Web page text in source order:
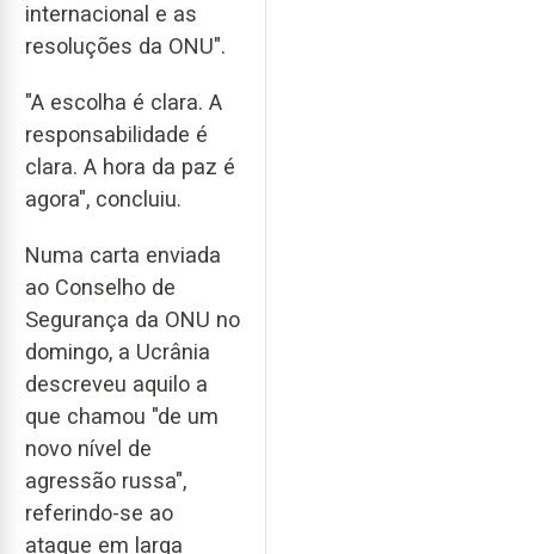
internacional e as
resoluções da ONU".
"A escolha é clara. A
responsabilidade é
clara. A hora da paz é
agora", concluiu.
Numa carta enviada
ao Conselho de
Segurança da ONU no
domingo, a Ucrânia
descreveu aquilo a
que chamou "de um
novo nível de
agressão russa",
referindo-se ao
ataque em larga